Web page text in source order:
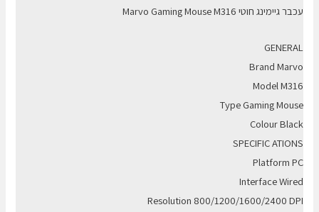
עכבר גיימינג ‏חוטי Marvo Gaming Mouse M316
GENERAL
Brand Marvo
Model M316
Type Gaming Mouse
Colour Black
SPECIFIC ATIONS
Platform PC
Interface Wired
Resolution 800/1200/1600/2400 DPI